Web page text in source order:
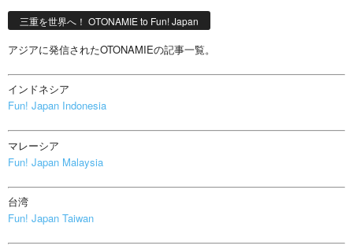
三重を世界へ！ OTONAMIE to Fun! Japan
アジアに発信されたOTONAMIEの記事一覧。
インドネシア
Fun! Japan Indonesia
マレーシア
Fun! Japan Malaysia
台湾
Fun! Japan Taiwan